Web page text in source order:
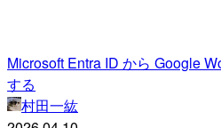
Microsoft Entra ID から Google
する
村田一紘